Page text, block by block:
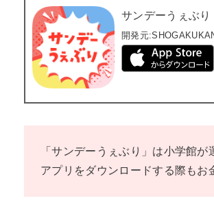
サンデーうぇぶり
開発元:
「サンデーうぇぶり」は小学館が
アプリをダウンロードする際もお